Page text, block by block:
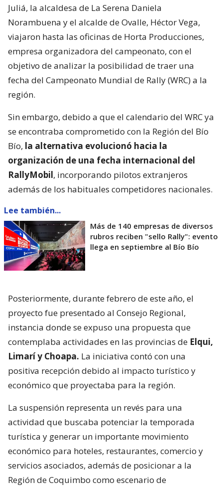
Juliá, la alcaldesa de La Serena Daniela
Norambuena y el alcalde de Ovalle, Héctor Vega,
viajaron hasta las oficinas de Horta Producciones,
empresa organizadora del campeonato, con el
objetivo de analizar la posibilidad de traer una
fecha del Campeonato Mundial de Rally (WRC) a la
región.
Sin embargo, debido a que el calendario del WRC ya
se encontraba comprometido con la Región del Bío
Bío, la alternativa evolucionó hacia la
organización de una fecha internacional del
RallyMobil, incorporando pilotos extranjeros
además de los habituales competidores nacionales.
Lee también...
Más de 140 empresas de diversos
rubros reciben "sello Rally": evento
llega en septiembre al Bío Bío
Posteriormente, durante febrero de este año, el
proyecto fue presentado al Consejo Regional,
instancia donde se expuso una propuesta que
contemplaba actividades en las provincias de Elqui,
Limarí y Choapa. La iniciativa contó con una
positiva recepción debido al impacto turístico y
económico que proyectaba para la región.
La suspensión representa un revés para una
actividad que buscaba potenciar la temporada
turística y generar un importante movimiento
económico para hoteles, restaurantes, comercio y
servicios asociados, además de posicionar a la
Región de Coquimbo como escenario de